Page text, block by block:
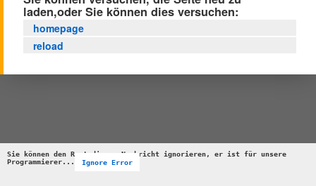
laden,oder Sie können dies versuchen:
homepage
reload
Sie können den Rest dieser Nachricht ignorieren, er ist für unsere
Programmierer...
Ignore Error